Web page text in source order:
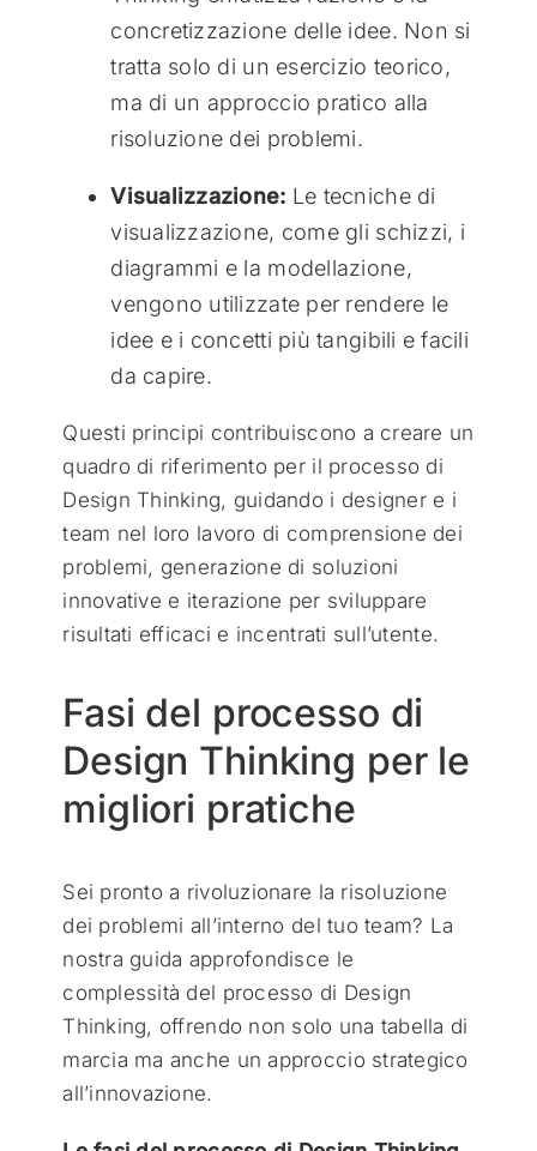
concretizzazione delle idee. Non si
tratta solo di un esercizio teorico,
ma di un approccio pratico alla
risoluzione dei problemi.
Visualizzazione: Le tecniche di
visualizzazione, come gli schizzi, i
diagrammi e la modellazione,
vengono utilizzate per rendere le
idee e i concetti più tangibili e facili
da capire.
Questi principi contribuiscono a creare un
quadro di riferimento per il processo di
Design Thinking, guidando i designer e i
team nel loro lavoro di comprensione dei
problemi, generazione di soluzioni
innovative e iterazione per sviluppare
risultati efficaci e incentrati sull’utente.
Fasi del processo di
Design Thinking per le
migliori pratiche
Sei pronto a rivoluzionare la risoluzione
dei problemi all’interno del tuo team? La
nostra guida approfondisce le
complessità del processo di Design
Thinking, offrendo non solo una tabella di
marcia ma anche un approccio strategico
all’innovazione.